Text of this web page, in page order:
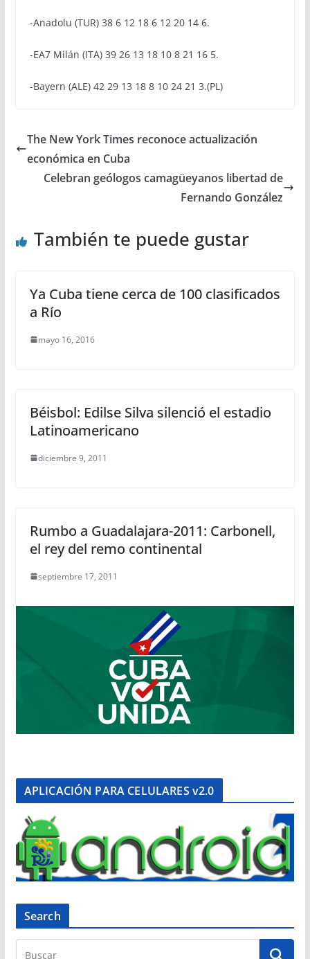
-Anadolu (TUR) 38 6 12 18 6 12 20 14 6.
-EA7 Milán (ITA) 39 26 13 18 10 8 21 16 5.
-Bayern (ALE) 42 29 13 18 8 10 24 21 3.(PL)
The New York Times reconoce actualización
económica en Cuba
Celebran geólogos camagüeyanos libertad de
Fernando González
También te puede gustar
Ya Cuba tiene cerca de 100 clasificados
a Río
mayo 16, 2016
Béisbol: Edilse Silva silenció el estadio
Latinoamericano
diciembre 9, 2011
Rumbo a Guadalajara-2011: Carbonell,
el rey del remo continental
septiembre 17, 2011
APLICACIÓN PARA CELULARES v2.0
Search